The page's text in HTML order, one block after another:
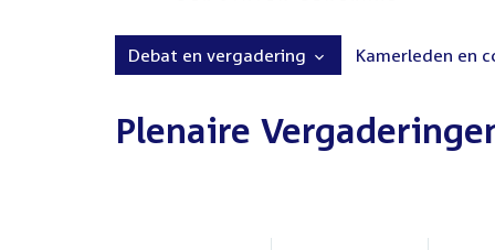
Debat en vergadering Kamerleden en
Plenaire